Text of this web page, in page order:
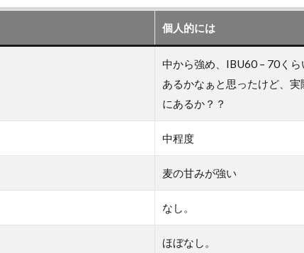
個人的には
中から強め、IBU60 – 70く
あるかなぁと思ったけど、
にあるか？？
中程度
麦の甘みが強い
なし。
ほぼなし。